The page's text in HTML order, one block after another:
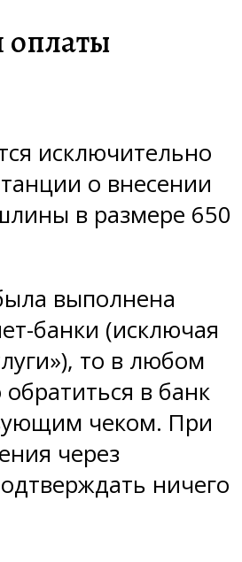
оплаты
исключительно
о внесении
в размере 650
выполнена
банки (исключая
то в любом
в банк
чеком. При
через
ничего